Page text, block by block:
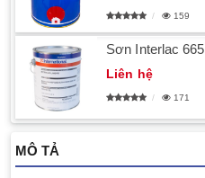
159
Sơn Interlac 665
Liên hệ
171
MÔ TẢ